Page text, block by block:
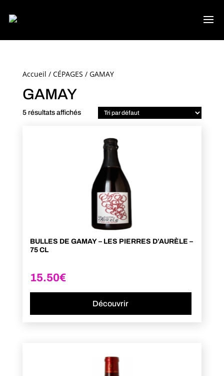
Accueil / CÉPAGES / GAMAY
GAMAY
5 résultats affichés
BULLES DE GAMAY – LES PIERRES D’AURÈLE –
75 CL
15.50€
Découvrir